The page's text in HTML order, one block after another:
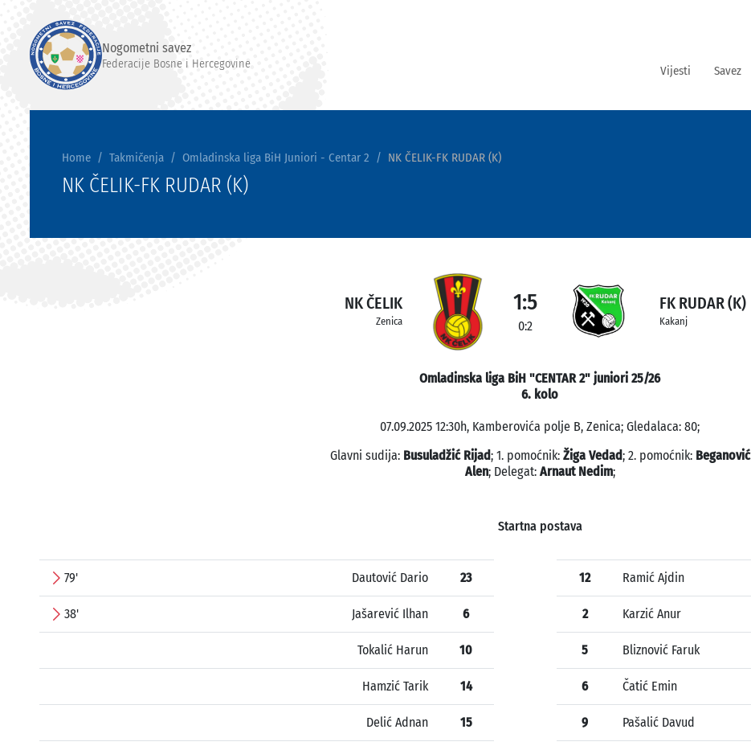
Nogometni savez
Federacije Bosne i Hercegovine Vijesti Savez
Home Takmičenja Omladinska liga BiH Juniori - Centar 2 NK ČELIK-FK RUDAR (K)
NK ČELIK-FK RUDAR (K)
NK ČELIK
Zenica
1:5
0:2
FK RUDAR (K)
Kakanj
Omladinska liga BiH "CENTAR 2" juniori 25/26
6. kolo
07.09.2025 12:30h, Kamberovića polje B, Zenica; Gledalaca: 80;
Glavni sudija: Busuladžić Rijad; 1. pomoćnik: Žiga Vedad; 2. pomoćnik: Beganović
Alen; Delegat: Arnaut Nedim;
Startna postava
79' Dautović Dario 23
38' Jašarević Ilhan 6
Tokalić Harun 10
Hamzić Tarik 14
Delić Adnan 15
12 Ramić Ajdin
2 Karzić Anur
5 Bliznović Faruk
6 Čatić Emin
9 Pašalić Davud